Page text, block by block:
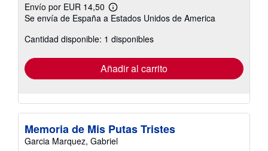
Envío por EUR 14,50
Más
información
las
tarifas
envío
Se envía de España a Estados Unidos de America
Cantidad disponible: 1 disponibles
Añadir al carrito
Memoria de Mis Putas Tristes
Garcia Marquez, Gabriel